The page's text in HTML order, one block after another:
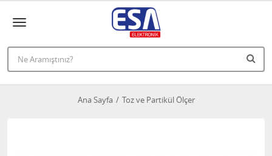
Ana Sayfa Toz ve Partikül Ölçer